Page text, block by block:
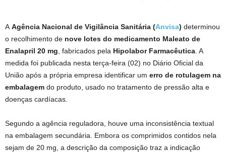
A Agência Nacional de Vigilância Sanitária (Anvisa) determinou
o recolhimento de nove lotes do medicamento Maleato de
Enalapril 20 mg , fabricados pela Hipolabor Farmacêutica . A
medida foi publicada nesta terça-feira (02) no Diário Oficial da
União após a própria empresa identificar um erro de rotulagem na
embalagem do produto, usado no tratamento de pressão alta e
doenças cardíacas.
Segundo a agência reguladora, houve uma inconsistência textual
na embalagem secundária. Embora os comprimidos contidos nela
sejam de 20 mg, a descrição da composição traz a indicação